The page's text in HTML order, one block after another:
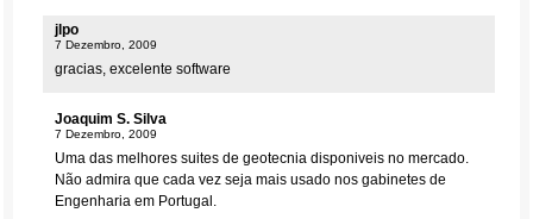
jlpo
7 Dezembro, 2009
gracias, excelente software
Joaquim S. Silva
7 Dezembro, 2009
Uma das melhores suites de geotecnia disponiveis no mercado.
Não admira que cada vez seja mais usado nos gabinetes de
Engenharia em Portugal.